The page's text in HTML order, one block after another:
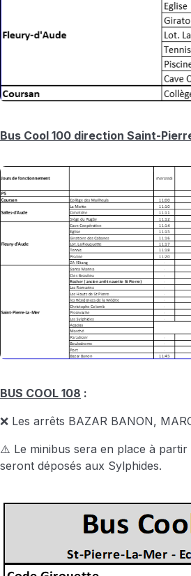
Bus Cool 100 direction Saint-
BUS COOL 108 :
❌ Les arrêts BAZAR BANON,
⚠️ Le minibus sera en place à partir
seront déposés aux Sylphides.